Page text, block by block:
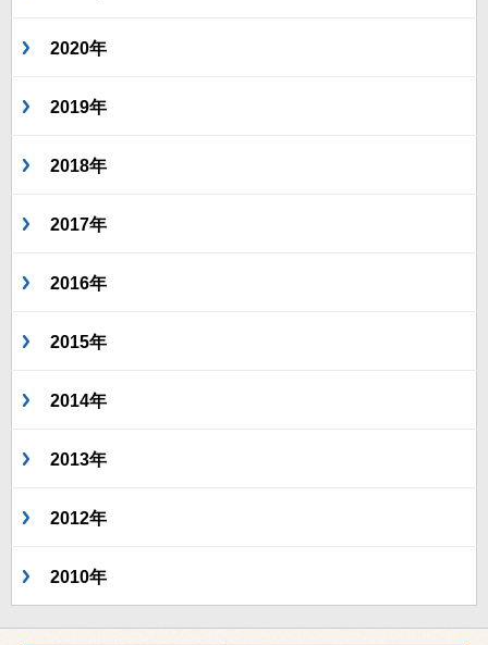
2020年
2019年
2018年
2017年
2016年
2015年
2014年
2013年
2012年
2010年